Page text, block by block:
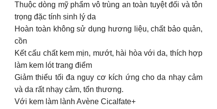
Thuộc dòng mỹ phẩm vô trùng an toàn tuyệt đối và tôn
trọng đặc tính sinh lý da
Hoàn toàn không sử dụng hương liệu, chất bảo quản,
cồn
Kết cấu chất kem mịn, mướt, hài hòa với da, thích hợp
làm kem lót trang điểm
Giảm thiểu tối đa nguy cơ kích ứng cho da nhạy cảm
và da rất nhạy cảm, tổn thương.
Với kem làm lành Avène Cicalfate+